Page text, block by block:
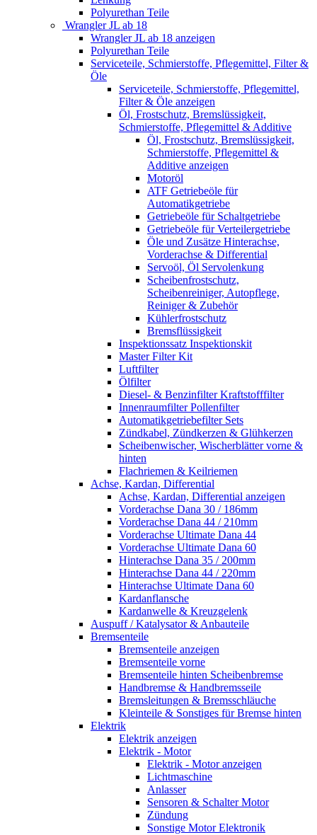
Polyurethan Teile
Wrangler JL ab 18
Wrangler JL ab 18 anzeigen
Polyurethan Teile
Serviceteile, Schmierstoffe, Pflegemittel, Filter &
Öle
Serviceteile, Schmierstoffe, Pflegemittel,
Filter & Öle anzeigen
Öl, Frostschutz, Bremslüssigkeit,
Schmierstoffe, Pflegemittel & Additive
Öl, Frostschutz, Bremslüssigkeit,
Schmierstoffe, Pflegemittel &
Additive anzeigen
Motoröl
ATF Getriebeöle für
Automatikgetriebe
Getriebeöle für Schaltgetriebe
Getriebeöle für Verteilergetriebe
Öle und Zusätze Hinterachse,
Vorderachse & Differential
Servoöl, Öl Servolenkung
Scheibenfrostschutz,
Scheibenreiniger, Autopflege,
Reiniger & Zubehör
Kühlerfrostschutz
Bremsflüssigkeit
Inspektionssatz Inspektionskit
Master Filter Kit
Luftfilter
Ölfilter
Diesel- & Benzinfilter Kraftstofffilter
Innenraumfilter Pollenfilter
Automatikgetriebefilter Sets
Zündkabel, Zündkerzen & Glühkerzen
Scheibenwischer, Wischerblätter vorne &
hinten
Flachriemen & Keilriemen
Achse, Kardan, Differential
Achse, Kardan, Differential anzeigen
Vorderachse Dana 30 / 186mm
Vorderachse Dana 44 / 210mm
Vorderachse Ultimate Dana 44
Vorderachse Ultimate Dana 60
Hinterachse Dana 35 / 200mm
Hinterachse Dana 44 / 220mm
Hinterachse Ultimate Dana 60
Kardanflansche
Kardanwelle & Kreuzgelenk
Auspuff / Katalysator & Anbauteile
Bremsenteile
Bremsenteile anzeigen
Bremsenteile vorne
Bremsenteile hinten Scheibenbremse
Handbremse & Handbremsseile
Bremsleitungen & Bremsschläuche
Kleinteile & Sonstiges für Bremse hinten
Elektrik
Elektrik anzeigen
Elektrik - Motor
Elektrik - Motor anzeigen
Lichtmaschine
Anlasser
Sensoren & Schalter Motor
Zündung
Sonstige Motor Elektronik